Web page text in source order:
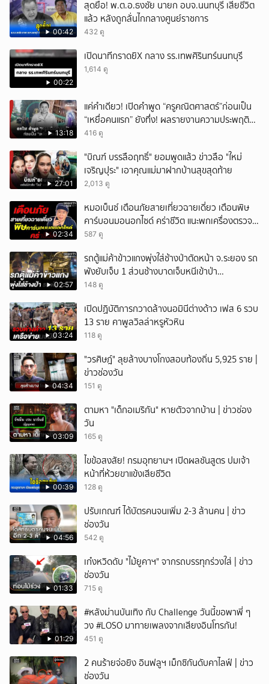
00:42
สุดยื้อ! พ.ต.อ.ธงชัย นายก อบจ.นนทบุรี เสียชีวิต
แล้ว หลังถูกลั่นไกกลางศูนย์ราชการ
432 ดู
00:22
เปิดนาทีกราดยิX กลาง รร.เทพศิรินทร์นนทบุรี
1,614 ดู
13:18
แค่คำเดียว! เปิดคำพูด “ครูคณิตศาสตร์”ก่อนเป็น
“เหยื่อคนแรก” ยังทึ่ง! ผลรายงานความประพฤติน่า
ตกใจ
416 ดู
27:01
"บิณฑ์ บรรลือฤทธิ์" ยอมพูดแล้ว ข่าวลือ "ใหม่
เจริญปุระ" เอาคุณแม่มาฝากบ้านสุขสุดท้าย
2,013 ดู
02:34
หมอเบ็นซ์ เตือนภัยสายเที่ยวฉายเดี่ยว เตือนพิษ
คาร์บอนมอนอกไซด์ คร่าชีวิต แนะพกเครื่องตรวจ
วัดติดตัว
587 ดู
02:57
รถตู้แม่ค้าข้าวแกงพุ่งใส่ช้างป่าตัดหน้า จ.ระยอง รถ
พังยับเจ็บ 1 ส่วนช้างบาดเจ็บหนีเข้าป่า
จนท.ติดตามช่วยเหลือ
148 ดู
03:24
เปิดปฏิบัติการกวาดล้างนอมินีต่างด้าว เฟส 6 รวบ
13 ราย คาพูลวิลล่าหรูหัวหิน
118 ดู
04:34
"วรศิษฎ์" ลุยล้างบางโกงสอบท้องถิ่น 5,925 ราย |
ข่าวช่องวัน
151 ดู
03:09
ตามหา "เด็กอเมริกัน" หายตัวจากบ้าน | ข่าวช่อง
วัน
165 ดู
00:39
ไขข้อสงสัย! กรมอุทยานฯ เปิดผลชันสูตร ปมเจ้า
หน้าที่ห้วยขาแข้งเสียชีวิต
128 ดู
04:56
ปรับเกณฑ์ ได้บัตรคนจนเพิ่ม 2-3 ล้านคน | ข่าว
ช่องวัน
542 ดู
01:33
เก๋งหวิดดับ "ไม้ยูคาฯ" จากรถบรรทุกร่วงใส่ | ข่าว
ช่องวัน
715 ดู
01:29
#หลังม่านบันเทิง กับ Challenge วันนี้ขอพาพี่ ๆ
วง #LOSO มาทายเพลงจากเสียงอินโทรกัน!
451 ดู
2 คนร้ายจ่อยิง อินฟลูฯ เม็กซิกันดับคาไลฟ์ | ข่าว
ช่องวัน